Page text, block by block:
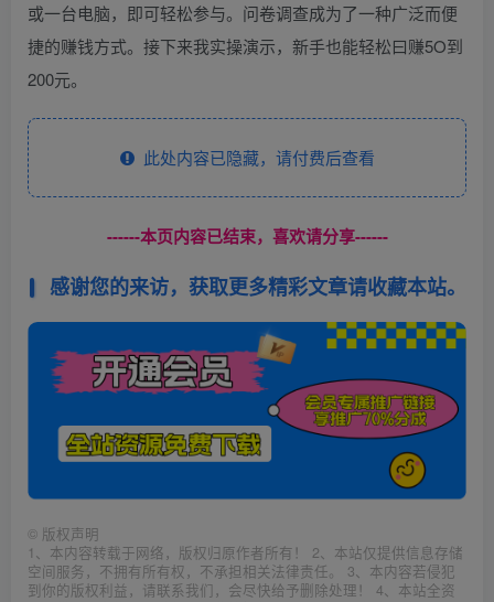
或一台电脑，即可轻松参与。问卷调查成为了一种广泛而便
捷的赚钱方式。接下来我实操演示，新手也能轻松曰赚5O到
200元。
此处内容已隐藏，请付费后查看
------本页内容已结束，喜欢请分享------
感谢您的来访，获取更多精彩文章请收藏本站。
© 版权声明
1、本内容转载于网络，版权归原作者所有！ 2、本站仅提供信息存储
空间服务，不拥有所有权，不承担相关法律责任。 3、本内容若侵犯
到你的版权利益，请联系我们，会尽快给予删除处理！ 4、本站全资